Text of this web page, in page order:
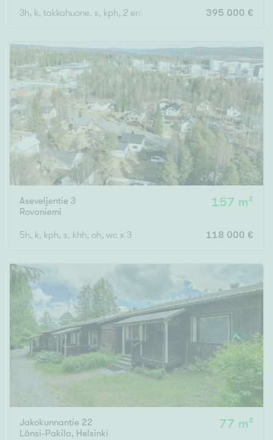
3h, k, takkahuone, s, kph, 2 erillis wc, khh, varastohuone,
395 000 €
Aseveljentie 3
Rovaniemi
157 m²
5h, k, kph, s, khh, oh, wc x 3 118 000 €
Jakokunnantie 22
Länsi-Pakila, Helsinki
77 m²